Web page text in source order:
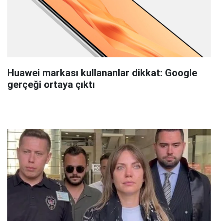
Huawei markası kullananlar dikkat: Google
gerçeği ortaya çıktı